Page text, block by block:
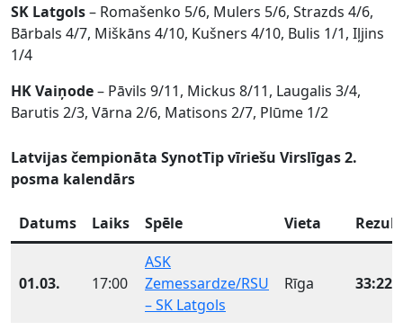
SK Latgols– Romašenko 5/6, Mulers 5/6, Strazds 4/6,
Bārbals 4/7, Miškāns 4/10, Kušners 4/10, Bulis 1/1, Iļjins
1/4
HK Vaiņode– Pāvils 9/11, Mickus 8/11, Laugalis 3/4,
Barutis 2/3, Vārna 2/6, Matisons 2/7, Plūme 1/2
Latvijas čempionāta SynotTip vīriešu Virslīgas 2.
posma kalendārs
Datums Laiks Spēle Vieta
01.03. 17:00
ASK
Zemessardze/RSU
– SK Latgols
Rīga 33:22